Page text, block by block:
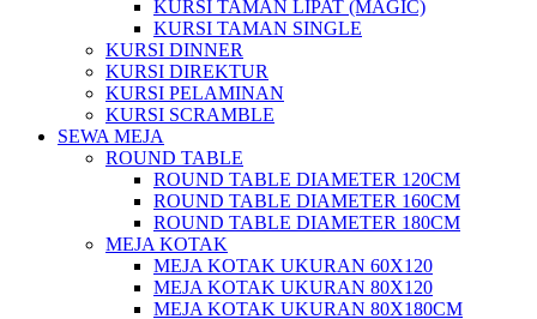
KURSI TAMAN LIPAT (MAGIC)
KURSI TAMAN SINGLE
KURSI DINNER
KURSI DIREKTUR
KURSI PELAMINAN
KURSI SCRAMBLE
SEWA MEJA
ROUND TABLE
ROUND TABLE DIAMETER 120CM
ROUND TABLE DIAMETER 160CM
ROUND TABLE DIAMETER 180CM
MEJA KOTAK
MEJA KOTAK UKURAN 60X120
MEJA KOTAK UKURAN 80X120
MEJA KOTAK UKURAN 80X180CM